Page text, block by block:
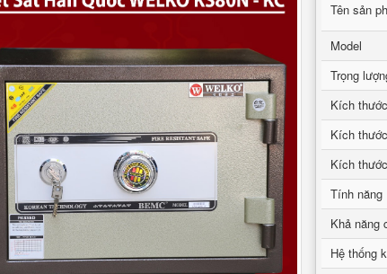
Tên sản
Model
Trọng
Kích
Kích
Kích
Tính năng
Khả năng
Hệ thống